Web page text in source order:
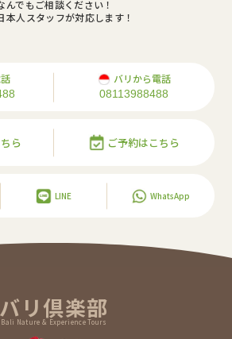
んでもご相談ください！
本人スタッフが対応します！
バリから電話
08113988488
ら ご予約はこちら
LINE WhatsApp
バリ倶楽部
Bali Nature & Experience Tours